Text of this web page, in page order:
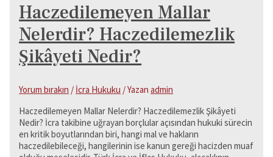
Haczedilemeyen Mallar
Nelerdir? Haczedilemezlik
Şikâyeti Nedir?
Yorum bırakın / İcra Hukuku / Yazan admin
Haczedilemeyen Mallar Nelerdir? Haczedilemezlik Şikâyeti
Nedir? İcra takibine uğrayan borçlular açısından hukuki sürecin
en kritik boyutlarından biri, hangi mal ve hakların
haczedilebileceği, hangilerinin ise kanun gereği hacizden muaf